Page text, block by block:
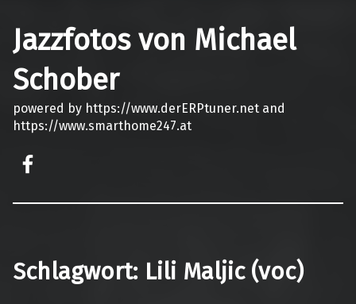
Jazzfotos von Michael
Schober
powered by https://www.derERPtuner.net and
https://www.smarthome247.at
Schlagwort: Lili Maljic (voc)